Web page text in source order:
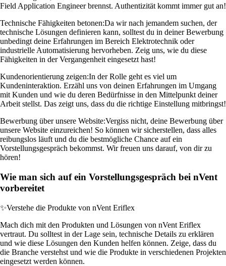
Field Application Engineer brennst. Authentizität kommt immer gut an!
Technische Fähigkeiten betonen:Da wir nach jemandem suchen, der
technische Lösungen definieren kann, solltest du in deiner Bewerbung
unbedingt deine Erfahrungen im Bereich Elektrotechnik oder
industrielle Automatisierung hervorheben. Zeig uns, wie du diese
Fähigkeiten in der Vergangenheit eingesetzt hast!
Kundenorientierung zeigen:In der Rolle geht es viel um
Kundeninteraktion. Erzähl uns von deinen Erfahrungen im Umgang
mit Kunden und wie du deren Bedürfnisse in den Mittelpunkt deiner
Arbeit stellst. Das zeigt uns, dass du die richtige Einstellung mitbringst!
Bewerbung über unsere Website:Vergiss nicht, deine Bewerbung über
unsere Website einzureichen! So können wir sicherstellen, dass alles
reibungslos läuft und du die bestmögliche Chance auf ein
Vorstellungsgespräch bekommst. Wir freuen uns darauf, von dir zu
hören!
Wie man sich auf ein Vorstellungsgespräch bei nVent
vorbereitet
✨Verstehe die Produkte von nVent Eriflex
Mach dich mit den Produkten und Lösungen von nVent Eriflex
vertraut. Du solltest in der Lage sein, technische Details zu erklären
und wie diese Lösungen den Kunden helfen können. Zeige, dass du
die Branche verstehst und wie die Produkte in verschiedenen Projekten
eingesetzt werden können.